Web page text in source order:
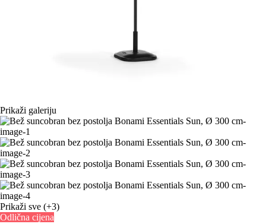
Prikaži galeriju
Prikaži sve (+3)
Odlična cijena